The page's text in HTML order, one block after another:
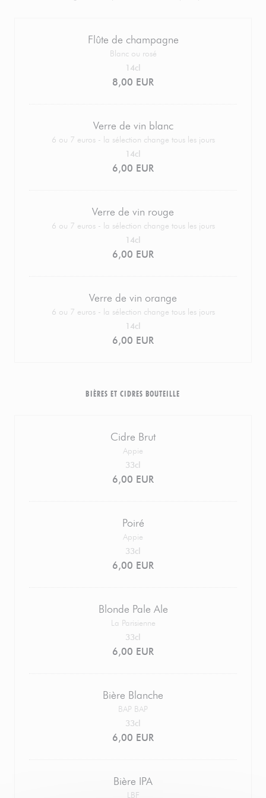
Flûte de champagne
Blanc ou rosé
8,00 EUR
14cl
Verre de vin blanc
6 ou 7 euros - la sélection change tous les jours
6,00 EUR
14cl
Verre de vin rouge
6 ou 7 euros - la sélection change tous les jours
6,00 EUR
14cl
Verre de vin orange
6 ou 7 euros - la sélection change tous les jours
6,00 EUR
14cl
BIÈRES ET CIDRES BOUTEILLE
Cidre Brut
Appie
6,00 EUR
33cl
Poiré
Appie
6,00 EUR
33cl
Blonde Pale Ale
La Parisienne
6,00 EUR
33cl
Bière Blanche
BAP BAP
6,00 EUR
33cl
Bière IPA
LBF